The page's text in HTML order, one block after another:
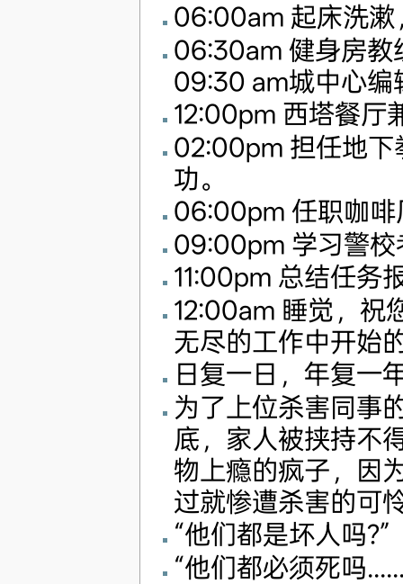
06:00am 起床洗漱
06:30am 健身房教
09:30 am城中心编
12:00pm 西塔餐厅
02:00pm 担任地下
功。
06:00pm 任职咖啡
09:00pm 学习警校
11:00pm 总结任务
12:00am 睡觉，祝
无尽的工作中开始
日复一日，年复一
为了上位杀害同事
底，家人被挟持不
物上瘾的疯子，因
过就惨遭杀害的可
“他们都是坏人吗?”
“他们都必须死吗